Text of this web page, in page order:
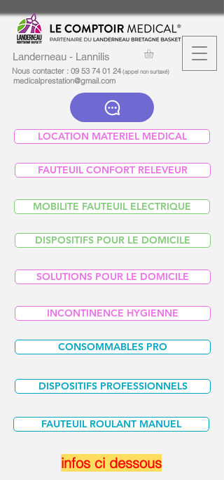
Landerneau - Lannilis
Nous contacter : 09 53 74 01 24 (appel non surtaxé)
medicalprestation@gmail.com
DISPOSITIFS POUR LE DOMICILE
DISPOSITIFS PROFESSIONNELS
INCONTINENCE HYGIENNE
LOCATION MATERIEL MEDICAL
MOBILITE FAUTEUIL ELECTRIQUE
FAUTEUIL CONFORT RELEVEUR
SOLUTIONS POUR LE DOMICILE
CONSOMMABLES PRO
FAUTEUIL ROULANT MANUEL
infos ci dessous